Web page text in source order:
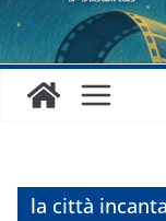
la città